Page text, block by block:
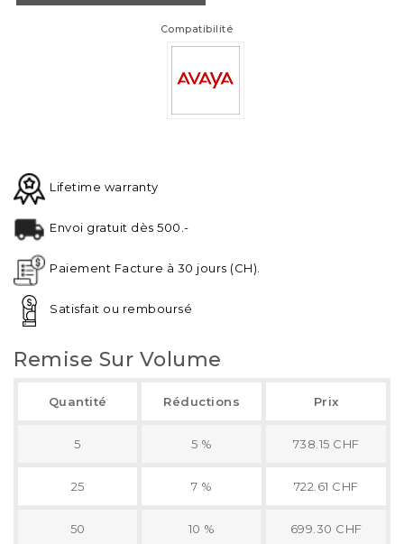
Compatibilité
Lifetime warranty
Envoi gratuit dès 500.-
Paiement Facture à 30 jours (CH).
Satisfait ou remboursé
Remise Sur Volume
Quantité Réductions Prix
5 5 % 738.15 CHF
25 7 % 722.61 CHF
50 10 % 699.30 CHF